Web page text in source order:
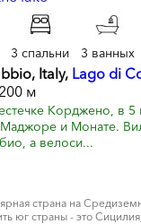
3 спальни 3 ванных
Italy, Lago di
м
Корджено, в 5
и Монате.
а велоси...
страна на
юг страны - это